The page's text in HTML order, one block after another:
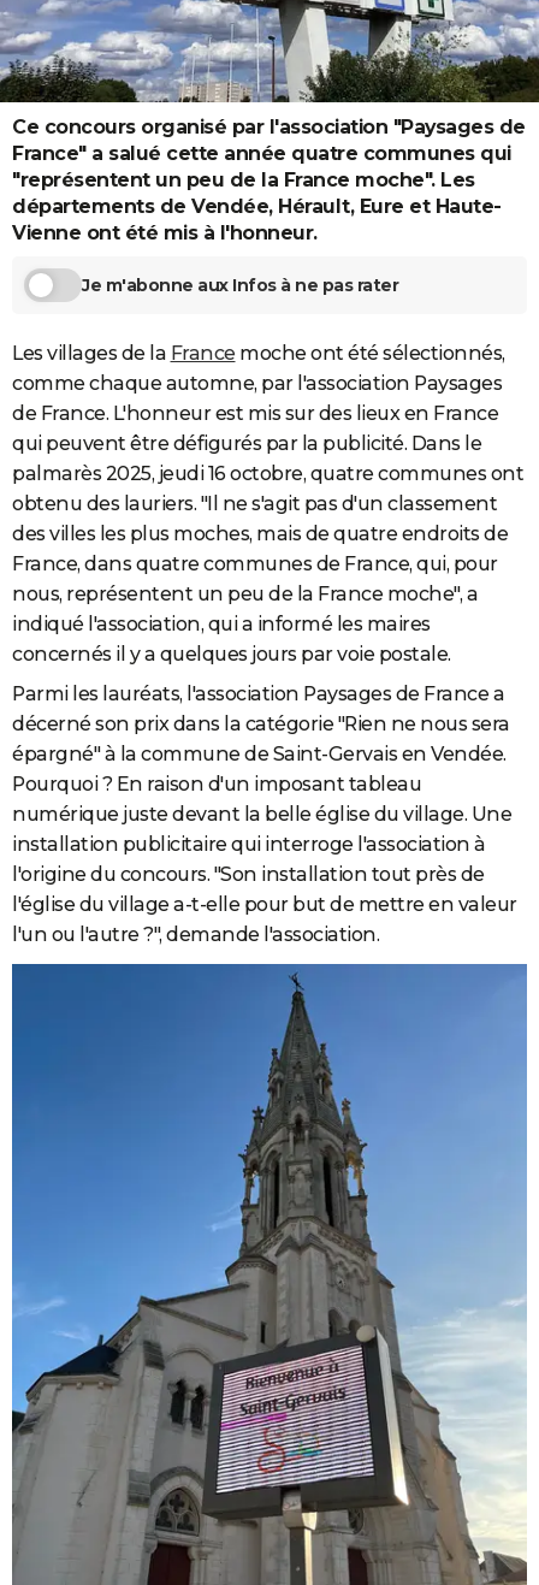
Destinations
City break
Voyage nature
Voyage de noces
Forum
Climat
+
PHOTO
GUIDES D'ACHAT
BONS PLANS
CARTE DE VOEUX
Carte de Noël
Carte Bonne année
Carte Saint-Valentin
Carte Pâques
Carte d'anniversaire
DICTIONNAIRE
Dictionnaire
Biographies
Citations
Expressions
Proverbes
PROGRAMME TV
S'inscrire
Se connecter
Lycées
Collèges
Primaires
Universités
Entreprises
Service militaire
Avis de recherche
AVIS DE DÉCÈS
FORUM
Bricolage
Lifestyle
Culture
Sport
Auto
Television
Voyage
Cinema
Ce concours organisé par l'association "Paysages de
France" a salué cette année quatre communes qui
"représentent un peu de la France moche". Les
départements de Vendée, Hérault, Eure et Haute-
Vienne ont été mis à l'honneur.
Je m'abonne aux Infos à ne pas rater
Les villages de la France moche ont été sélectionnés,
comme chaque automne, par l'association Paysages
de France. L'honneur est mis sur des lieux en France
qui peuvent être défigurés par la publicité. Dans le
palmarès 2025, jeudi 16 octobre, quatre communes ont
obtenu des lauriers. "Il ne s'agit pas d'un classement
des villes les plus moches, mais de quatre endroits de
France, dans quatre communes de France, qui, pour
nous, représentent un peu de la France moche", a
indiqué l'association, qui a informé les maires
concernés il y a quelques jours par voie postale.
Parmi les lauréats, l'association Paysages de France a
décerné son prix dans la catégorie "Rien ne nous sera
épargné" à la commune de Saint-Gervais en Vendée.
Pourquoi ? En raison d'un imposant tableau
numérique juste devant la belle église du village. Une
installation publicitaire qui interroge l'association à
l'origine du concours. "Son installation tout près de
l'église du village a-t-elle pour but de mettre en valeur
l'un ou l'autre ?", demande l'association.